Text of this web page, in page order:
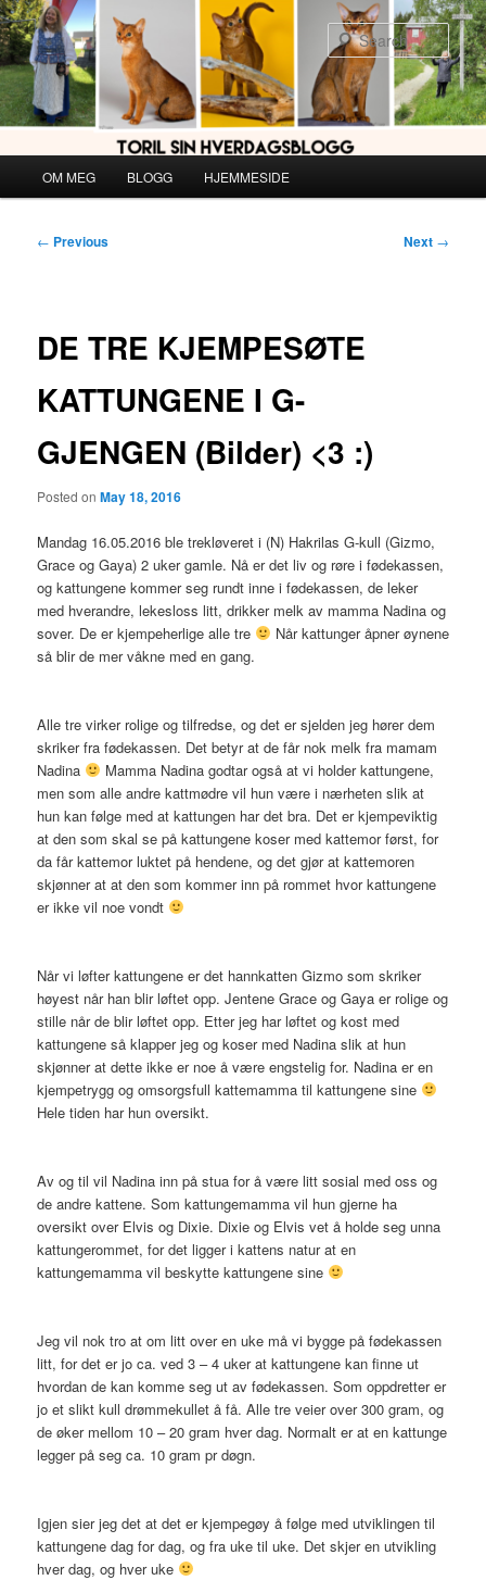
Skip
to
primary
content
OM MEG BLOGG HJEMMESIDE
Post
← Previous Next →
DE TRE KJEMPESØTE
KATTUNGENE I G-
GJENGEN (Bilder) <3 :)
Posted onMay 18, 2016
Mandag 16.05.2016 ble trekløveret i (N) Hakrilas G-kull (Gizmo,
Grace og Gaya) 2 uker gamle. Nå er det liv og røre i fødekassen,
og kattungene kommer seg rundt inne i fødekassen, de leker
med hverandre, lekesloss litt, drikker melk av mamma Nadina og
sover. De er kjempeherlige alle tre
Når kattunger åpner øynene
så blir de mer våkne med en gang.
Alle tre virker rolige og tilfredse, og det er sjelden jeg hører dem
skriker fra fødekassen. Det betyr at de får nok melk fra mamam
Nadina
Mamma Nadina godtar også at vi holder kattungene,
men som alle andre kattmødre vil hun være i nærheten slik at
hun kan følge med at kattungen har det bra. Det er kjempeviktig
at den som skal se på kattungene koser med kattemor først, for
da får kattemor luktet på hendene, og det gjør at kattemoren
skjønner at at den som kommer inn på rommet hvor kattungene
er ikke vil noe vondt
Når vi løfter kattungene er det hannkatten Gizmo som skriker
høyest når han blir løftet opp. Jentene Grace og Gaya er rolige og
stille når de blir løftet opp. Etter jeg har løftet og kost med
kattungene så klapper jeg og koser med Nadina slik at hun
skjønner at dette ikke er noe å være engstelig for. Nadina er en
kjempetrygg og omsorgsfull kattemamma til kattungene sine
Hele tiden har hun oversikt.
Av og til vil Nadina inn på stua for å være litt sosial med oss og
de andre kattene. Som kattungemamma vil hun gjerne ha
oversikt over Elvis og Dixie. Dixie og Elvis vet å holde seg unna
kattungerommet, for det ligger i kattens natur at en
kattungemamma vil beskytte kattungene sine
Jeg vil nok tro at om litt over en uke må vi bygge på fødekassen
litt, for det er jo ca. ved 3 – 4 uker at kattungene kan finne ut
hvordan de kan komme seg ut av fødekassen. Som oppdretter er
jo et slikt kull drømmekullet å få. Alle tre veier over 300 gram, og
de øker mellom 10 – 20 gram hver dag. Normalt er at en kattunge
legger på seg ca. 10 gram pr døgn.
Igjen sier jeg det at det er kjempegøy å følge med utviklingen til
kattungene dag for dag, og fra uke til uke. Det skjer en utvikling
hver dag, og hver uke